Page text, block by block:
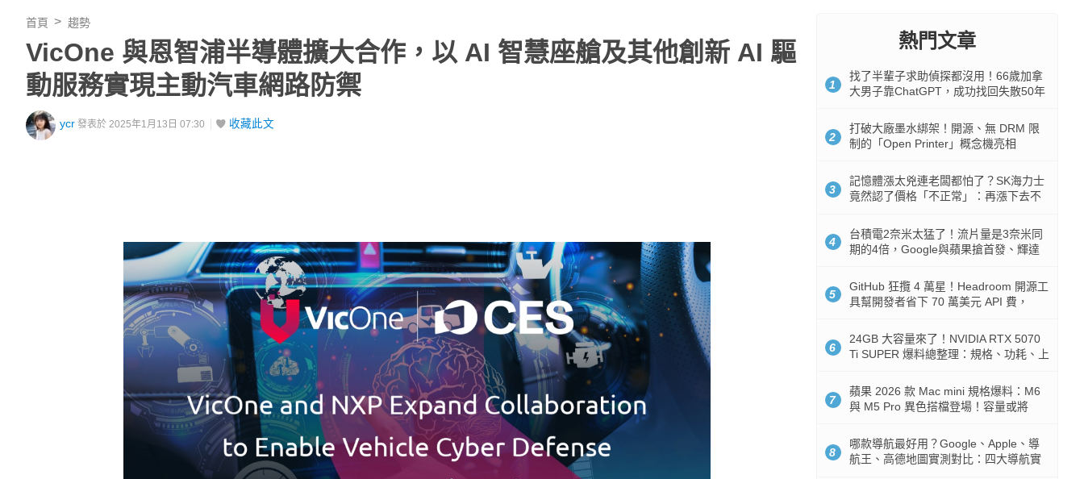
首頁 趨勢
VicOne 與恩智浦半導體擴大合作，以 AI 智慧座艙及其他創新 AI 驅
動服務實現主動汽車網路防禦
ycr 發表於 2025年1月13日 07:30 收藏此文
熱門文章
1
找了半輩子求助偵探都沒用！66歲加拿
大男子靠ChatGPT，成功找回失散50年
2
打破大廠墨水綁架！開源、無 DRM 限
制的「Open Printer」概念機亮相
3
記憶體漲太兇連老闆都怕了？SK海力士
竟然認了價格「不正常」：再漲下去不
4
台積電2奈米太猛了！流片量是3奈米同
期的4倍，Google與蘋果搶首發、輝達
5
GitHub 狂攬 4 萬星！Headroom 開源工
具幫開發者省下 70 萬美元 API 費，
6
24GB 大容量來了！NVIDIA RTX 5070
Ti SUPER 爆料總整理：規格、功耗、上
7
蘋果 2026 款 Mac mini 規格爆料：M6
與 M5 Pro 異色搭檔登場！容量或將
8
哪款導航最好用？Google、Apple、導
航王、高德地圖實測對比：四大導航實